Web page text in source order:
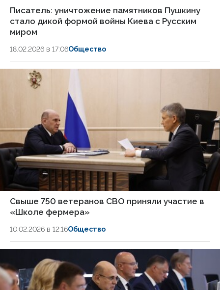
Писатель: уничтожение памятников Пушкину
стало дикой формой войны Киева с Русским
миром
18.02.2026 в 17:06Общество
Свыше 750 ветеранов СВО приняли участие в
«Школе фермера»
10.02.2026 в 12:16Общество